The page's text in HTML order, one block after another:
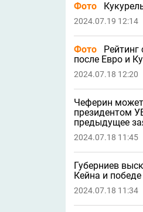
Фото
2024.07.19 12:14
Фото
после Евро и
2024.07.18 12:20
Чеферин
президентом
предыдущее
невыдвижении
2024.07.18 11:45
Губерниев
Кейна и
2024.07.18 11:34